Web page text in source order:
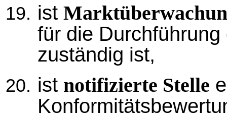
ist
für die
zuständig ist,
ist notifizierte Stelle